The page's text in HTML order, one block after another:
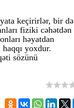
keçirirlər, bir də
fiziki cəhətdən
həyatdan
yoxdur.
sözünü